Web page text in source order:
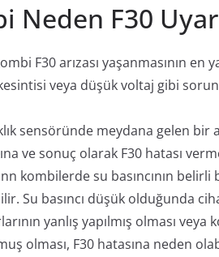
F30
F30 arızası yaşanmasının en
veya düşük voltaj gibi
sensöründe meydana gelen bir
ve sonuç olarak F30 hatası
kombilerde su basıncının
Su basıncı düşük olduğunda
yanlış yapılmış olması
olması, F30 hatasına neden